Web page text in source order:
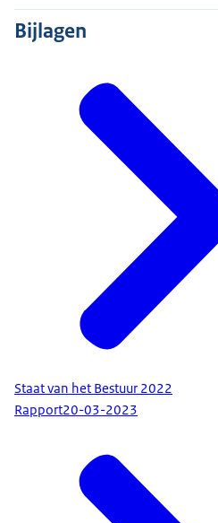
Bijlagen
Staat van het Bestuur 2022
Rapport20-03-2023